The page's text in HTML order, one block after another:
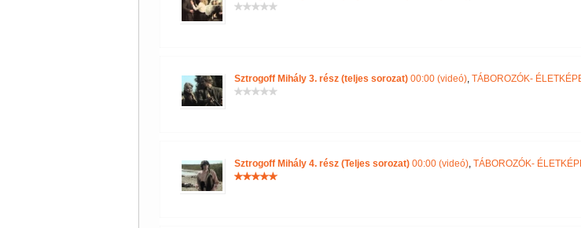
Sztrogoff Mihály 3. rész (teljes sorozat)00:00 (videó), TÁBOROZÓK-
Sztrogoff Mihály 4. rész (Teljes sorozat)00:00 (videó), TÁBOROZÓK-